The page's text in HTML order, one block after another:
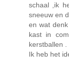
schaal ,ik
sneeuw en
en wat
kast in
kerstballen .
Ik heb het